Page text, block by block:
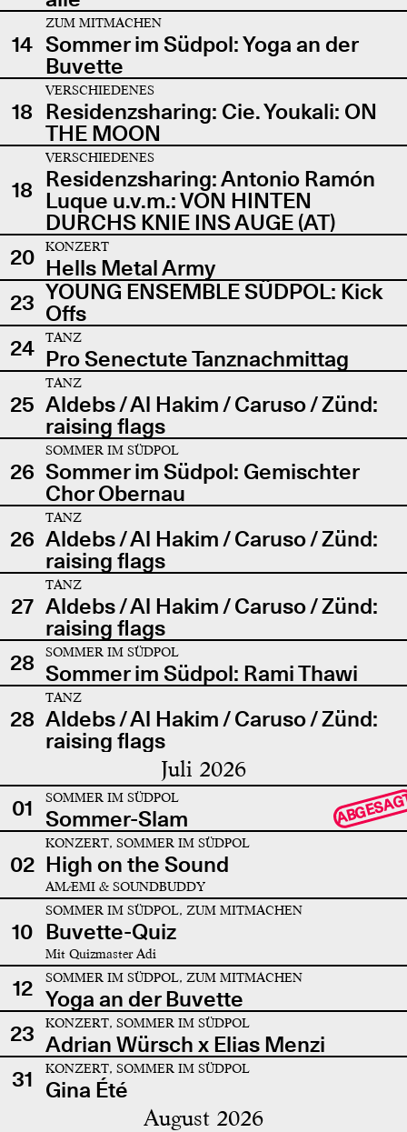
14
ZUM MITMACHEN
Sommer im Südpol: Yoga an der
Buvette
18
VERSCHIEDENES
Residenzsharing: Cie. Youkali: ON
THE MOON
18
VERSCHIEDENES
Residenzsharing: Antonio Ramón
Luque u.v.m.: VON HINTEN
DURCHS KNIE INS AUGE (AT)
20
KONZERT
Hells Metal Army
23 YOUNG ENSEMBLE SÜDPOL: Kick
Offs
24
TANZ
Pro Senectute Tanznachmittag
25
TANZ
Aldebs / Al Hakim / Caruso / Zünd:
raising flags
26
SOMMER IM SÜDPOL
Sommer im Südpol: Gemischter
Chor Obernau
26
TANZ
Aldebs / Al Hakim / Caruso / Zünd:
raising flags
27
TANZ
Aldebs / Al Hakim / Caruso / Zünd:
raising flags
28
SOMMER IM SÜDPOL
Sommer im Südpol: Rami Thawi
28
TANZ
Aldebs / Al Hakim / Caruso / Zünd:
raising flags
Juli 2026
01 SOMMER IM SÜDPOL
Sommer-Slam
02
KONZERT, SOMMER IM SÜDPOL
High on the Sound
AMÆMI & SOUNDBUDDY
10
SOMMER IM SÜDPOL, ZUM MITMACHEN
Buvette-Quiz
Mit Quizmaster Adi
12 SOMMER IM SÜDPOL, ZUM MITMACHEN
Yoga an der Buvette
23
KONZERT, SOMMER IM SÜDPOL
Adrian Würsch x Elias Menzi
31
KONZERT, SOMMER IM SÜDPOL
Gina Été
August 2026